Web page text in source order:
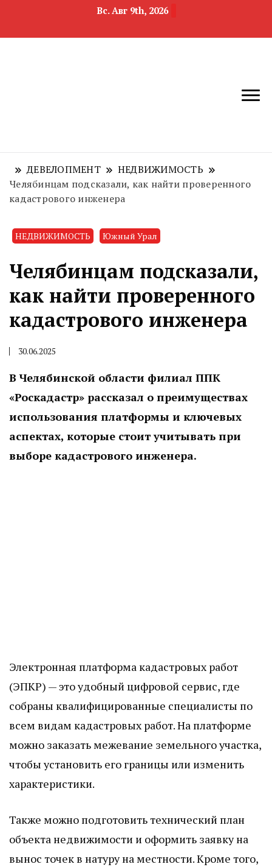
Вс. Авг 9th, 2026
область
недвижимости
ДЕВЕЛОПМЕНТ
НЕДВИЖИМОСТЬ
Челябинцам подсказали, как найти проверенного
кадастрового инженера
НЕДВИЖИМОСТЬ Южный Урал
Челябинцам подсказали,
как найти проверенного
кадастрового инженера
30.06.2025
В Челябинской области филиал ППК
«Роскадастр» рассказал о преимуществах
использования платформы и ключевых
аспектах, которые стоит учитывать при
выборе кадастрового инженера.
Электронная платформа кадастровых работ
(ЭПКР) — это удобный цифровой сервис, где
собраны квалифицированные специалисты по
всем видам кадастровых работ. На платформе
можно заказать межевание земельного участка,
чтобы установить его границы или изменить
характеристики.
Также можно подготовить технический план
объекта недвижимости и оформить заявку на
вынос точек в натуру на местности. Кроме того,